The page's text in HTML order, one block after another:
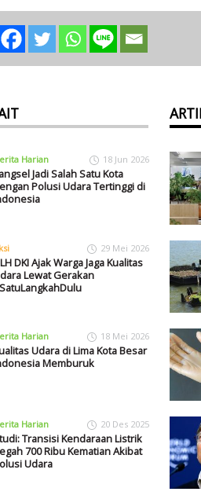
Harian 18 Jun 2026
Jadi Salah Satu Kota
Polusi Udara Tertinggi di
29 Mei 2026
DKI Ajak Warga Jaga Kualitas
Lewat Gerakan
Harian 18 Mei 2026
Udara di Lima Kota Besar
Memburuk
Harian 20 Des 2025
Transisi Kendaraan Listrik
700 Ribu Kematian Akibat
Udara